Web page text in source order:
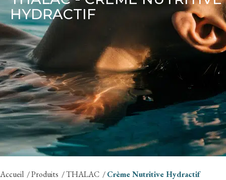
HYDRACTIF
Accueil Produits THALAC Crème Nutritive Hydractif